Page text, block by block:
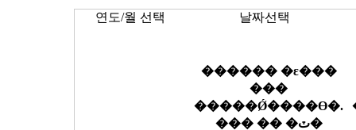
연도/월 선택 날짜선택